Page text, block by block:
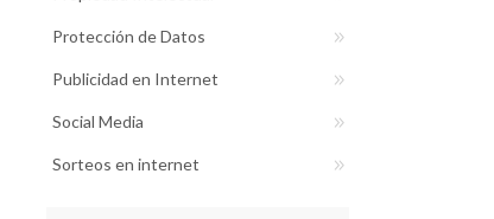
Protección de Datos
Publicidad en Internet
Social Media
Sorteos en internet